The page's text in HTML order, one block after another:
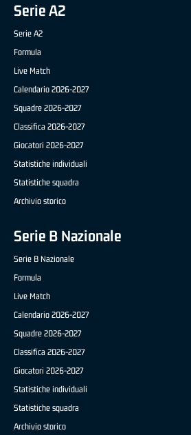
Serie A2
Serie A2
Formula
Live Match
Calendario 2026-2027
Squadre 2026-2027
Classifica 2026-2027
Giocatori 2026-2027
Statistiche individuali
Statistiche squadra
Archivio storico
Serie B Nazionale
Serie B Nazionale
Formula
Live Match
Calendario 2026-2027
Squadre 2026-2027
Classifica 2026-2027
Giocatori 2026-2027
Statistiche individuali
Statistiche squadra
Archivio storico